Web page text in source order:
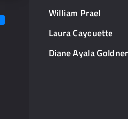
William Prael
Laura Cayouette
Diane Ayala Goldner